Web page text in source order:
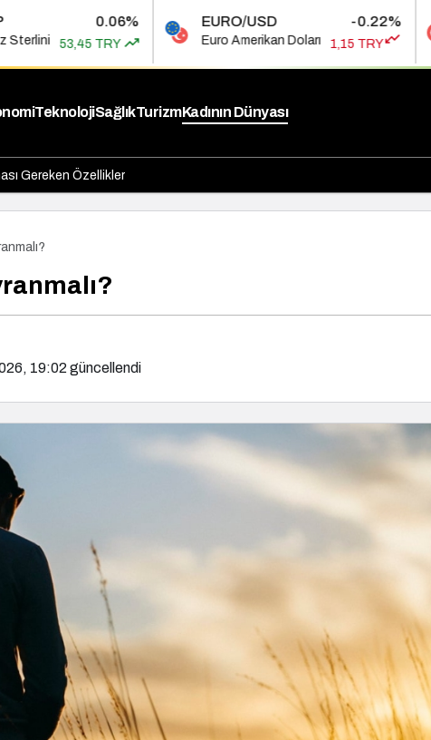
TRY
EURO/USD -0.22%
Euro Amerikan Doları 1,15 TRY
BIST
Bist 100
TeknolojiSağlıkTurizmKadının Dünyası
Gereken Özellikler
19:02 güncellendi